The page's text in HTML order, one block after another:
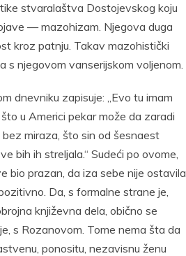
stvaralaštva Dostojevskog koju
— mazohizam. Njegova duga
kroz patnju. Takav mazohistički
s njegovom vanserijskom voljenom.
dnevniku zapisuje: „Evo tu imam
u Americi pekar može da zaradi
miraza, što sin od šesnaest
bih ih streljala.“ Sudeći po ovome,
bio prazan, da iza sebe nije ostavila
Da, s formalne strane je,
književna dela, obično se
s Rozanovom. Tome nema šta da
ponositu, nezavisnu ženu